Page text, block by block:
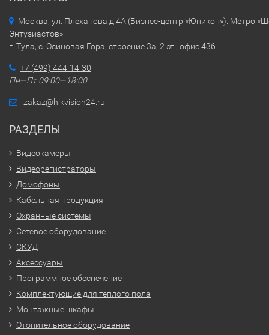
Москва, ул. Плеханова д.4А (Бизнес-центр «Юникон»). Метро
Энтузиастов»
г. Тула, с. Осиновая Гора, строение 3а, 2 эт., офис 436
+7 (499) 444-14-30
Пн—Пт 09:00—18:00
zakaz@hikvision24.ru
РАЗДЕЛЫ
Видеокамеры
Видеорегистраторы
Домофоны
Кабельная продукция
Охранные системы
Сетевое оборудование
СКУД
Аксессуары
Программное обеспечение
Комплектующие для тёплого пола
Монтажные шкафы
Отопительное оборудование